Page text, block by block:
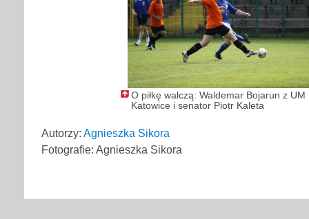
O piłkę walczą: Waldemar Bojarun z UM
Katowice i senator Piotr Kaleta
Autorzy: Agnieszka Sikora
Fotografie: Agnieszka Sikora